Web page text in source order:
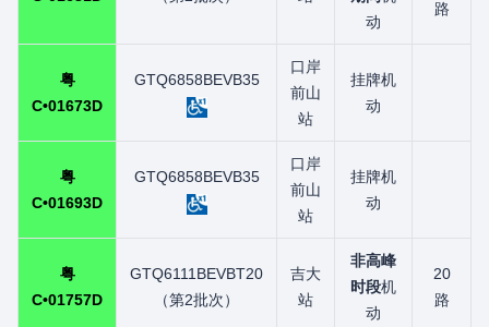
动
路
粤
C•01673D
GTQ6858BEVB35
口岸
前山
站
挂牌机
动
粤
C•01693D
GTQ6858BEVB35
口岸
前山
站
挂牌机
动
粤
C•01757D
GTQ6111BEVBT20
（第2批次）
吉大
站
非高峰
时段机
动
20
路